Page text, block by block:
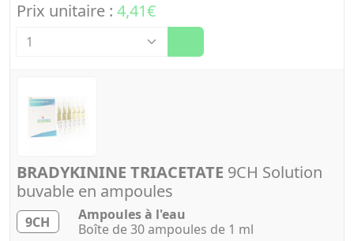
Prix unitaire : 4,41€
BRADYKININE TRIACETATE 9CH Solution
buvable en ampoules
9CH
Ampoules à l'eau
Boîte de 30 ampoules de 1 ml